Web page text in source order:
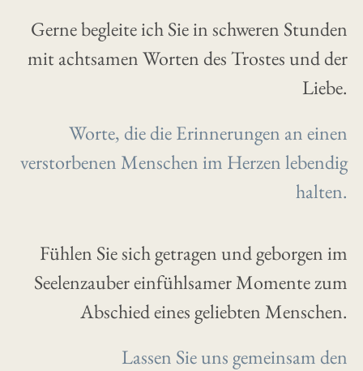
Gerne begleite ich Sie in schweren Stunden
mit achtsamen Worten des Trostes und der
Liebe.
Worte, die die Erinnerungen an einen
verstorbenen Menschen im Herzen lebendig
halten.
Fühlen Sie sich getragen und geborgen im
Seelenzauber einfühlsamer Momente zum
Abschied eines geliebten Menschen.
Lassen Sie uns gemeinsam den